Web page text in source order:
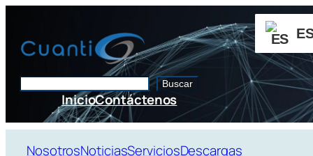
contenido
Buscar
Buscar
InicioContáctenos
NosotrosNoticiasServiciosDescargas